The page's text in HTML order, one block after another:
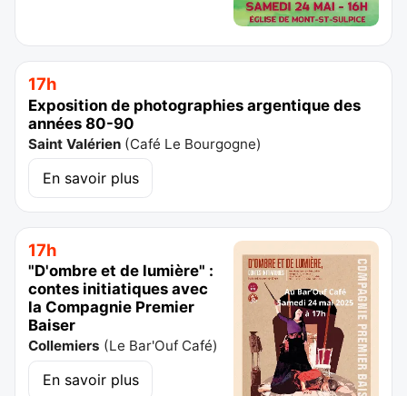
17h
Exposition de photographies argentique des
années 80-90
Saint Valérien (Café Le Bourgogne)
En savoir plus
17h
"D'ombre et de lumière" :
contes initiatiques avec
la Compagnie Premier
Baiser
Collemiers (Le Bar'Ouf Café)
En savoir plus